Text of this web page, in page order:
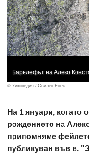
Барелефът на Алеко
© Уикипедия / Свилен Енев
На 1 януари, когато
рождението на
припомняме
публикуван във в.